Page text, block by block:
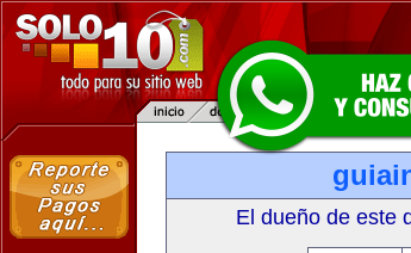
El dueño de este